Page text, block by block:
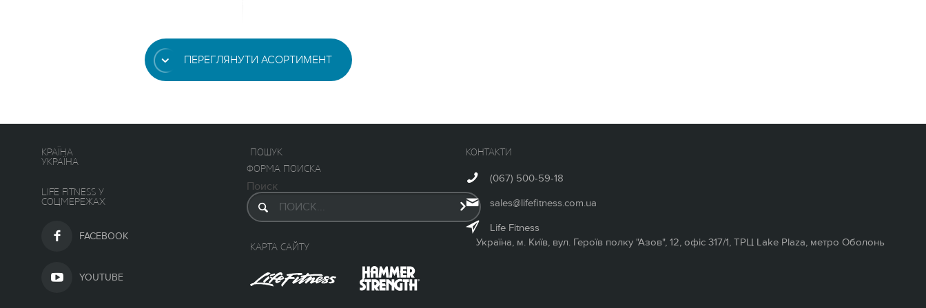
ПЕРЕГЛЯНУТИ АСОРТИМЕНТ
КРАЇНА
УКРАЇНА
LIFE FITNESS У
СОЦМЕРЕЖАХ
FACEBOOK
YOUTUBE
ПОШУК
ФОРМА ПОИСКА
Поиск
КАРТА САЙТУ
КОНТАКТИ
(067) 500-59-18
sales@lifefitness.com.ua
Life Fitness
Україна, м. Київ, вул. Героїв полку "Азов", 12, офіс 317/1, ТРЦ Lake Plaza, метро Оболонь